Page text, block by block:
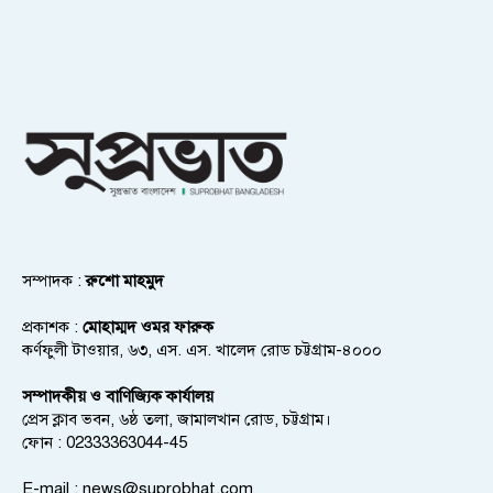
সম্পাদক :রুশো মাহমুদ
প্রকাশক : মোহাম্মদ ওমর ফারুক
কর্ণফুলী টাওয়ার, ৬৩, এস. এস. খালেদ রোড চট্টগ্রাম-৪০০০
সম্পাদকীয় ও বাণিজ্যিক কার্যালয়
প্রেস ক্লাব ভবন, ৬ষ্ঠ তলা, জামালখান রোড, চট্টগ্রাম।
ফোন : 02333363044-45
E-mail : news@suprobhat.com